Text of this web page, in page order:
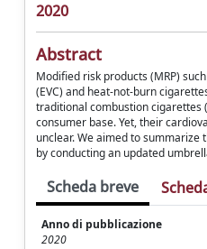
2020
Abstract
Modified risk products (MRP)
(EVC) and heat-not-burn
traditional combustion cigarettes
consumer base. Yet, their
unclear. We aimed to summarize
by conducting an updated
Scheda breve
Anno di pubblicazione
2020